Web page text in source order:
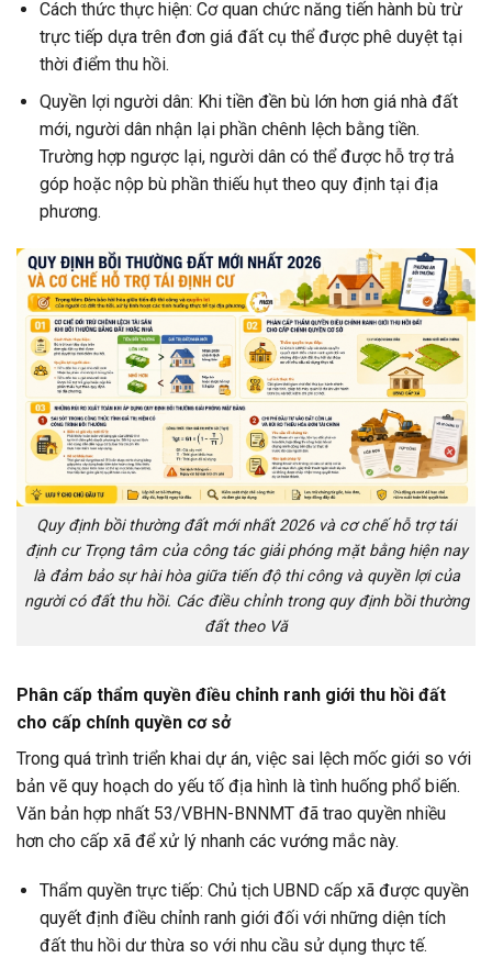
Cách thức thực hiện: Cơ quan chức năng tiến hành bù trừ
trực tiếp dựa trên đơn giá đất cụ thể được phê duyệt tại
thời điểm thu hồi.
Quyền lợi người dân: Khi tiền đền bù lớn hơn giá nhà đất
mới, người dân nhận lại phần chênh lệch bằng tiền.
Trường hợp ngược lại, người dân có thể được hỗ trợ trả
góp hoặc nộp bù phần thiếu hụt theo quy định tại địa
phương.
Quy định bồi thường đất mới nhất 2026 và cơ chế hỗ trợ tái
định cư Trọng tâm của công tác giải phóng mặt bằng hiện nay
là đảm bảo sự hài hòa giữa tiến độ thi công và quyền lợi của
người có đất thu hồi. Các điều chỉnh trong quy định bồi thường
đất theo Vă
Phân cấp thẩm quyền điều chỉnh ranh giới thu hồi đất
cho cấp chính quyền cơ sở
Trong quá trình triển khai dự án, việc sai lệch mốc giới so với
bản vẽ quy hoạch do yếu tố địa hình là tình huống phổ biến.
Văn bản hợp nhất 53/VBHN-BNNMT đã trao quyền nhiều
hơn cho cấp xã để xử lý nhanh các vướng mắc này.
Thẩm quyền trực tiếp: Chủ tịch UBND cấp xã được quyền
quyết định điều chỉnh ranh giới đối với những diện tích
đất thu hồi dư thừa so với nhu cầu sử dụng thực tế.